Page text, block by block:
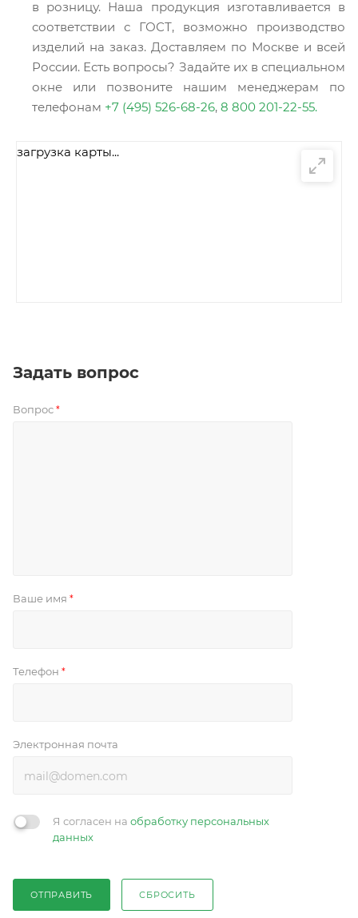
в розницу. Наша продукция изготавливается в
соответствии с ГОСТ, возможно производство
изделий на заказ. Доставляем по Москве и всей
России. Есть вопросы? Задайте их в специальном
окне или позвоните нашим менеджерам по
телефонам +7 (495) 526-68-26, 8 800 201-22-55.
загрузка карты...
Задать вопрос
Вопрос *
Ваше имя *
Телефон *
Электронная почта
Я согласен на обработку персональных
данных
ОТПРАВИТЬ СБРОСИТЬ